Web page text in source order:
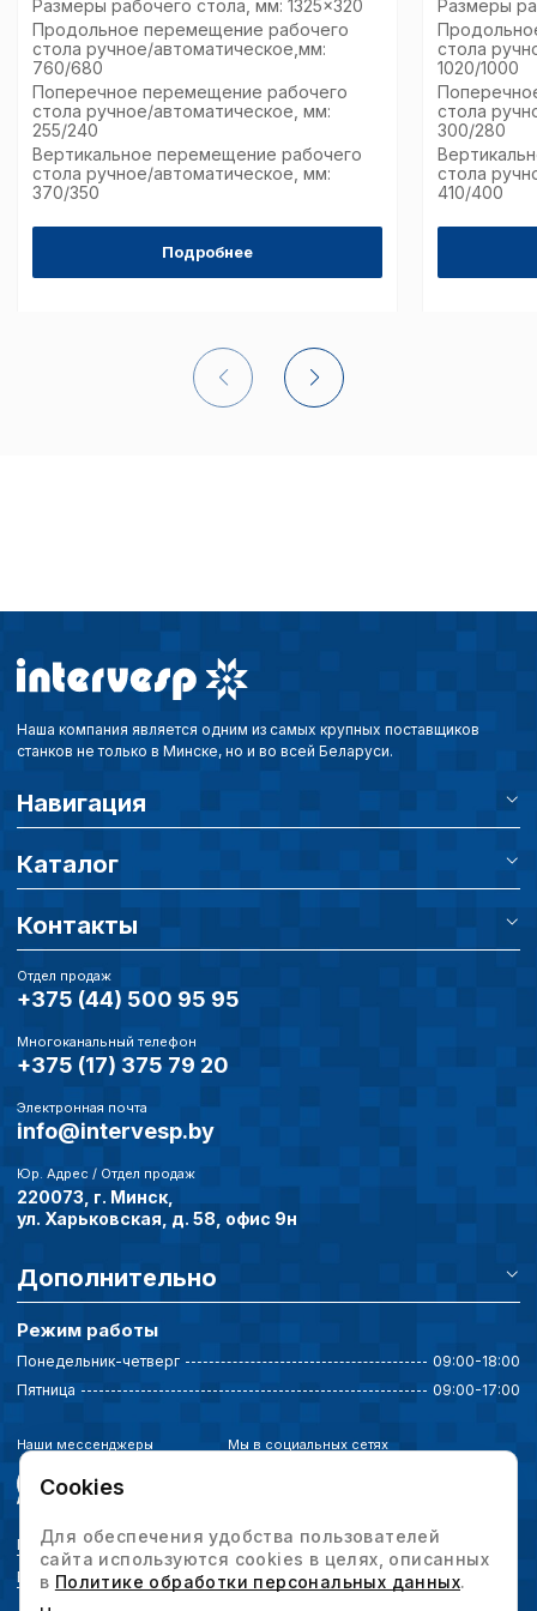
Размеры рабочего стола, мм: 1325×320
Продольное перемещение рабочего
стола ручное/автоматическое,мм:
760/680
Поперечное перемещение рабочего
стола ручное/автоматическое, мм:
255/240
Вертикальное перемещение рабочего
стола ручное/автоматическое, мм:
370/350
Подробнее
Размеры
стола
1020/1000
стола
300/280
стола
410/400
Наша компания является одним из самых крупных поставщиков
станков не только в Минске, но и во всей Беларуси.
Навигация
Каталог
Контакты
Отдел продаж
+375 (44) 500 95 95
Многоканальный телефон
+375 (17) 375 79 20
Электронная почта
info@intervesp.by
Юр. Адрес / Отдел продаж
220073, г. Минск,
ул. Харьковская, д. 58, офис 9н
Дополнительно
Режим работы
Понедельник-четверг
09:00-18:00
Пятница
09:00-17:00
Наши мессенджеры Мы в социальных сетях
Политика конфиденциальности
Выбор настроек cookie
Cookies
Для обеспечения удобства пользователей
сайта используются cookies в целях, описанных
в Политике обработки персональных данных.